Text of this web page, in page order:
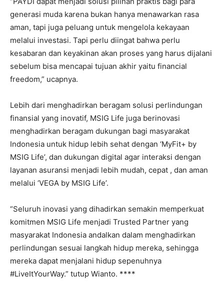
generasi muda karena bukan hanya menawarkan rasa
aman, tapi juga peluang untuk mengelola kekayaan
melalui investasi. Tapi perlu diingat bahwa perlu
kesabaran dan keyakinan akan proses yang harus dijalani
sebelum bisa mencapai tujuan akhir yaitu financial
freedom,” ucapnya.
Lebih dari menghadirkan beragam solusi perlindungan
finansial yang inovatif, MSIG Life juga berinovasi
menghadirkan beragam dukungan bagi masyarakat
Indonesia untuk hidup lebih sehat dengan ‘MyFit+ by
MSIG Life’, dan dukungan digital agar interaksi dengan
layanan asuransi menjadi lebih mudah, cepat , dan aman
melalui ‘VEGA by MSIG Life’.
“Seluruh inovasi yang dihadirkan semakin memperkuat
komitmen MSIG Life menjadi Trusted Partner yang
masyarakat Indonesia andalkan dalam menghadirkan
perlindungan sesuai langkah hidup mereka, sehingga
mereka dapat menjalani hidup sepenuhnya
#LiveItYourWay.” tutup Wianto. ****